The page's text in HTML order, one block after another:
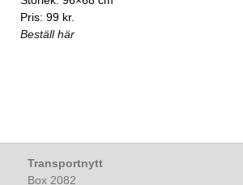
Pris: 99 kr.
Beställ här
Transportnytt
Box 2082